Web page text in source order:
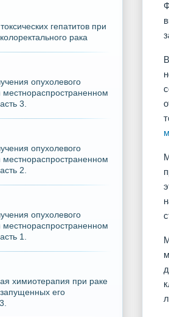
гепатитов при
рака
опухолевого
3.
опухолевого
2.
опухолевого
1.
химиотерапия при раке
его